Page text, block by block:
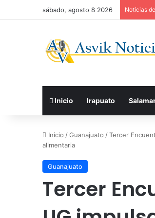
sábado, agosto 8 2026 Noticias
Inicio Irapuato
Inicio /Guanajuato /Tercer
alimentaria
Guanajuato
Tercer